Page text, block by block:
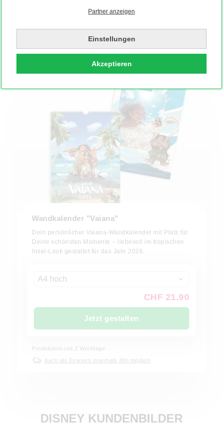
Partner anzeigen
Einstellungen
Akzeptieren
Wandkalender "Vaiana"
Dein persönlicher Vaiana-Wandkalender mit Platz für
Deine schönsten Momente – liebevoll im tropischen
Insel-Look gestaltet für das Jahr 2026.
A4 hoch
CHF 21.90
Jetzt gestalten
Produktionszeit 2 Werktage
Auch als Express innerhalb 48h möglich
DISNEY KUNDENBILDER